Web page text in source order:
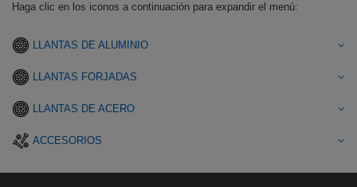
Haga clic en los iconos a continuación para expandir el menú:
LLANTAS DE ALUMINIO
LLANTAS FORJADAS
LLANTAS DE ACERO
ACCESORIOS